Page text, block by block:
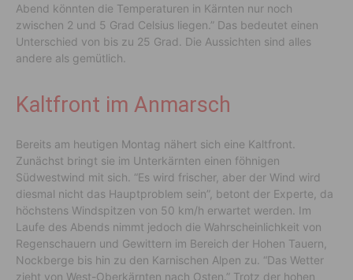
Abend könnten die Temperaturen in Kärnten nur noch
zwischen 2 und 5 Grad Celsius liegen.” Das bedeutet einen
Unterschied von bis zu 25 Grad. Die Aussichten sind alles
andere als gemütlich.
Kaltfront im Anmarsch
Bereits am heutigen Montag nähert sich eine Kaltfront.
Zunächst bringt sie im Unterkärnten einen föhnigen
Südwestwind mit sich. “Es wird frischer, aber der Wind wird
diesmal nicht das Hauptproblem sein”, betont der Experte, da
höchstens Windspitzen von 50 km/h erwartet werden. Im
Laufe des Abends nimmt jedoch die Wahrscheinlichkeit von
Regenschauern und Gewittern im Bereich der Hohen Tauern,
Nockberge bis hin zu den Karnischen Alpen zu. “Das Wetter
zieht von West-Oberkärnten nach Osten.” Trotz der hohen